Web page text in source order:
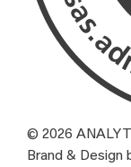
© 2026
Brand & Design